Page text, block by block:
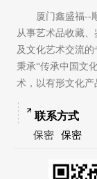
厦门鑫盛福--
从事艺术品收藏
及文化艺术交流的
秉承“传承中国文
术，以有形文化
联系方式
保密 保密